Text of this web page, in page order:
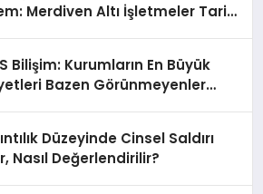
Merdiven Altı İşletmeler Tarih
Bilişim: Kurumların En Büyük
Bazen Görünmeyenler
Düzeyinde Cinsel Saldırı
Nasıl Değerlendirilir?